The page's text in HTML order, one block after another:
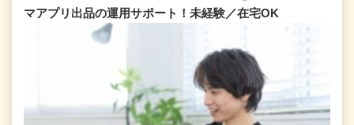
マアプリ出品の運用サポート！未経験／在宅OK